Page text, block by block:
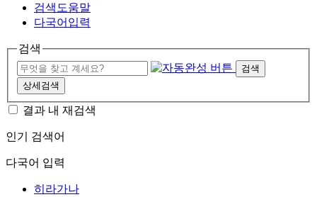
검색도움말
다국어입력
검색
검색
상세검색
결과 내 재검색
인기 검색어
다국어 입력
히라가나